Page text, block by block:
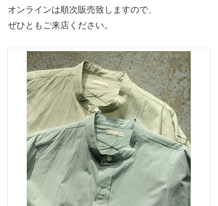
オンラインは順次販売致しますので、
ぜひともご来店ください。